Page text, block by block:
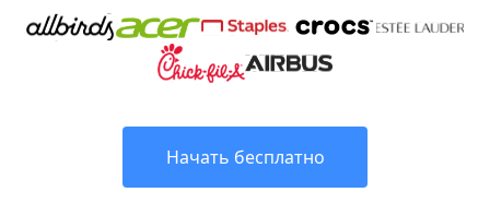
Начать бесплатно